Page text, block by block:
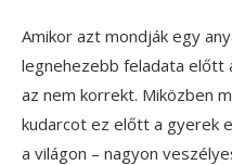
Amikor azt mondják egy
legnehezebb feladata előtt
az nem korrekt. Miközben
kudarcot ez előtt a gyerek
a világon – nagyon